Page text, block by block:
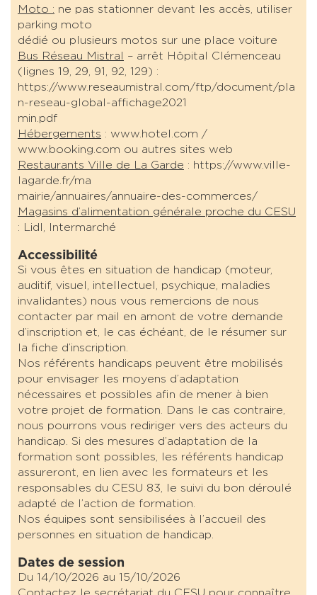
Moto : ne pas stationner devant les accès, utiliser
parking moto
dédié ou plusieurs motos sur une place voiture
Bus Réseau Mistral – arrêt Hôpital Clémenceau
(lignes 19, 29, 91, 92, 129) :
https://www.reseaumistral.com/ftp/document/pla
n-reseau-global-affichage2021
min.pdf
Hébergements : www.hotel.com /
www.booking.com ou autres sites web
Restaurants Ville de La Garde : https://www.ville-
lagarde.fr/ma
mairie/annuaires/annuaire-des-commerces/
Magasins d’alimentation générale proche du CESU
: Lidl, Intermarché
Accessibilité
Si vous êtes en situation de handicap (moteur,
auditif, visuel, intellectuel, psychique, maladies
invalidantes) nous vous remercions de nous
contacter par mail en amont de votre demande
d’inscription et, le cas échéant, de le résumer sur
la fiche d’inscription.
Nos référents handicaps peuvent être mobilisés
pour envisager les moyens d’adaptation
nécessaires et possibles afin de mener à bien
votre projet de formation. Dans le cas contraire,
nous pourrons vous rediriger vers des acteurs du
handicap. Si des mesures d’adaptation de la
formation sont possibles, les référents handicap
assureront, en lien avec les formateurs et les
responsables du CESU 83, le suivi du bon déroulé
adapté de l’action de formation.
Nos équipes sont sensibilisées à l’accueil des
personnes en situation de handicap.
Dates de session
Du 14/10/2026 au 15/10/2026
Contactez le secrétariat du CESU pour connaître